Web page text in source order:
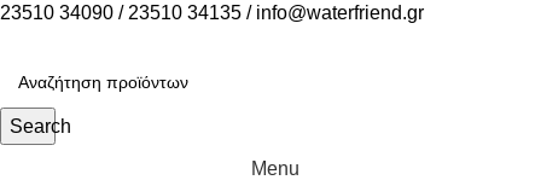
23510 34090 / 23510 34135 / info@waterfriend.gr
Search
Menu